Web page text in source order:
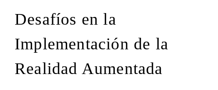
Desafíos en la
Implementación de la
Realidad Aumentada